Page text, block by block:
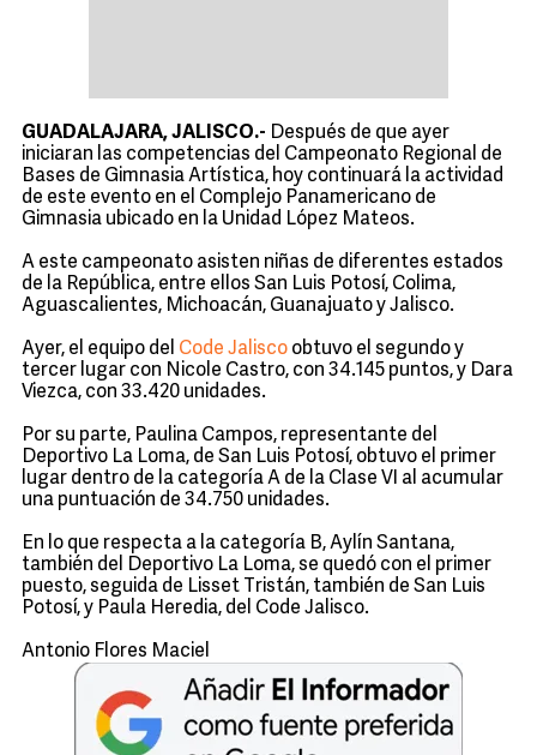
GUADALAJARA, JALISCO.- Después de que ayer
iniciaran las competencias del Campeonato Regional de
Bases de Gimnasia Artística, hoy continuará la actividad
de este evento en el Complejo Panamericano de
Gimnasia ubicado en la Unidad López Mateos.
A este campeonato asisten niñas de diferentes estados
de la República, entre ellos San Luis Potosí, Colima,
Aguascalientes, Michoacán, Guanajuato y Jalisco.
Ayer, el equipo del Code Jalisco obtuvo el segundo y
tercer lugar con Nicole Castro, con 34.145 puntos, y Dara
Viezca, con 33.420 unidades.
Por su parte, Paulina Campos, representante del
Deportivo La Loma, de San Luis Potosí, obtuvo el primer
lugar dentro de la categoría A de la Clase VI al acumular
una puntuación de 34.750 unidades.
En lo que respecta a la categoría B, Aylín Santana,
también del Deportivo La Loma, se quedó con el primer
puesto, seguida de Lisset Tristán, también de San Luis
Potosí, y Paula Heredia, del Code Jalisco.
Antonio Flores Maciel